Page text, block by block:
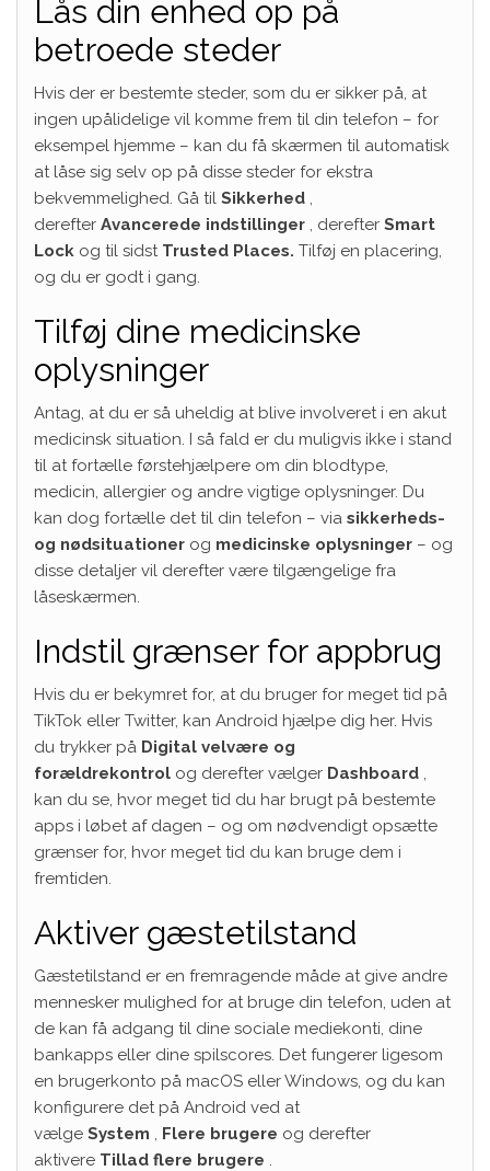
Lås din enhed op på
betroede steder
Hvis der er bestemte steder, som du er sikker på, at
ingen upålidelige vil komme frem til din telefon – for
eksempel hjemme – kan du få skærmen til automatisk
at låse sig selv op på disse steder for ekstra
bekvemmelighed. Gå til Sikkerhed ,
derefter Avancerede indstillinger , derefter Smart
Lock og til sidst Trusted Places. Tilføj en placering,
og du er godt i gang.
Tilføj dine medicinske
oplysninger
Antag, at du er så uheldig at blive involveret i en akut
medicinsk situation. I så fald er du muligvis ikke i stand
til at fortælle førstehjælpere om din blodtype,
medicin, allergier og andre vigtige oplysninger. Du
kan dog fortælle det til din telefon – via sikkerheds-
og nødsituationer og medicinske oplysninger – og
disse detaljer vil derefter være tilgængelige fra
låseskærmen.
Indstil grænser for appbrug
Hvis du er bekymret for, at du bruger for meget tid på
TikTok eller Twitter, kan Android hjælpe dig her. Hvis
du trykker på Digital velvære og
forældrekontrol og derefter vælger Dashboard ,
kan du se, hvor meget tid du har brugt på bestemte
apps i løbet af dagen – og om nødvendigt opsætte
grænser for, hvor meget tid du kan bruge dem i
fremtiden.
Aktiver gæstetilstand
Gæstetilstand er en fremragende måde at give andre
mennesker mulighed for at bruge din telefon, uden at
de kan få adgang til dine sociale mediekonti, dine
bankapps eller dine spilscores. Det fungerer ligesom
en brugerkonto på macOS eller Windows, og du kan
konfigurere det på Android ved at
vælge System , Flere brugere og derefter
aktivere Tillad flere brugere .